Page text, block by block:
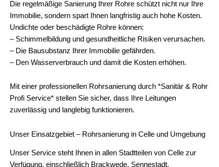
Die regelmäßige Sanierung Ihrer Rohre schützt nicht nur Ihre
Immobilie, sondern spart Ihnen langfristig auch hohe Kosten.
Undichte oder beschädigte Rohre können:
– Schimmelbildung und gesundheitliche Risiken verursachen.
– Die Bausubstanz Ihrer Immobilie gefährden.
– Den Wasserverbrauch und damit die Kosten erhöhen.
Mit einer professionellen Rohrsanierung durch *Sanitär & Rohr
Profi Service* stellen Sie sicher, dass Ihre Leitungen
zuverlässig und langlebig funktionieren.
Unser Einsatzgebiet – Rohrsanierung in Celle und Umgebung
Unser Service steht Ihnen in allen Stadtteilen von Celle zur
Verfügung, einschließlich Brackwede, Sennestadt,